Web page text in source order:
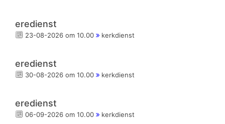
eredienst
23-08-2026 om 10.00 kerkdienst
eredienst
30-08-2026 om 10.00 kerkdienst
eredienst
06-09-2026 om 10.00 kerkdienst